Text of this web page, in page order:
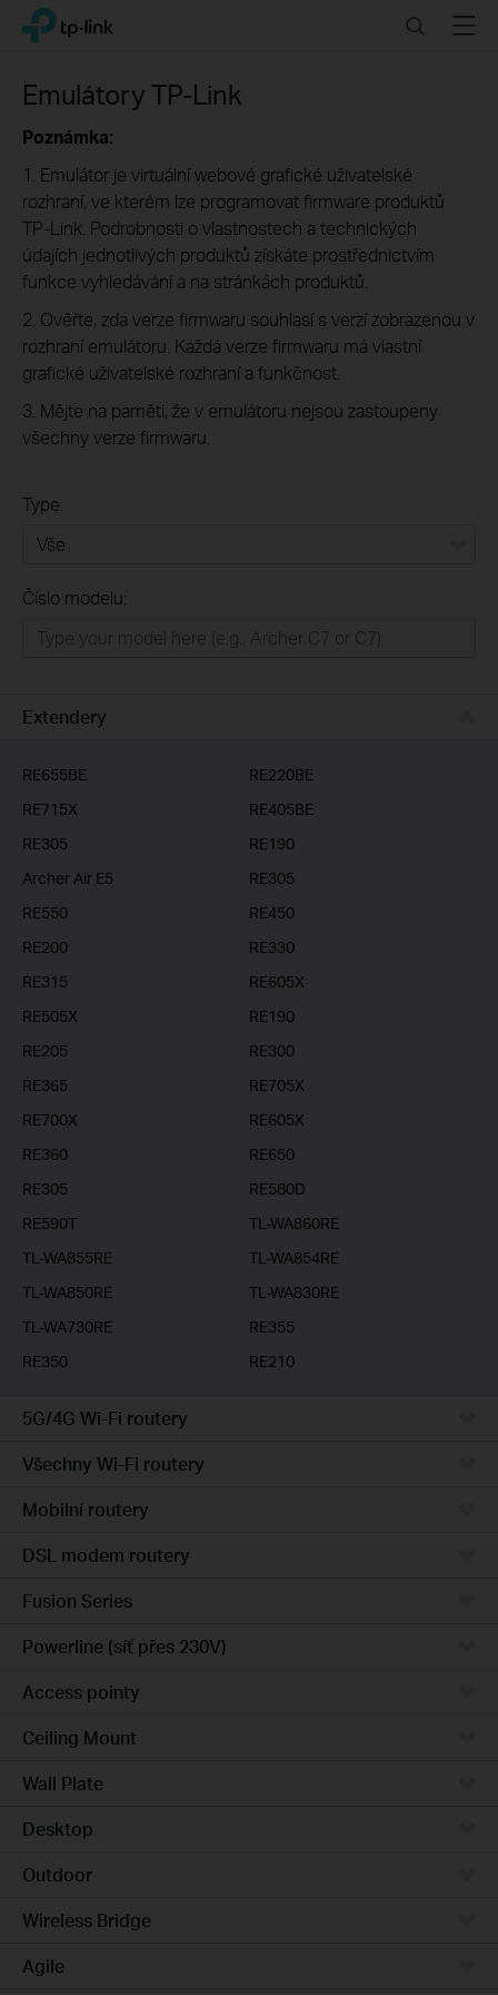
Click
navigation
TP-Link, Reliably Smart SearchMenu
Emulátory TP-Link
Poznámka:
1. Emulátor je virtuální webové grafické uživatelské
rozhraní, ve kterém lze programovat firmware produktů
TP-Link. Podrobnosti o vlastnostech a technických
údajích jednotlivých produktů získáte prostřednictvím
funkce vyhledávání a na stránkách produktů.
2. Ověřte, zda verze firmwaru souhlasí s verzí zobrazenou v
rozhraní emulátoru. Každá verze firmwaru má vlastní
grafické uživatelské rozhraní a funkčnost.
3. Mějte na paměti, že v emulátoru nejsou zastoupeny
všechny verze firmwaru.
Type:
Business
Číslo modelu:
Extendery
RE655BE
RE220BE
RE715X
RE405BE
RE305
RE190
Archer Air E5
RE305
RE550
RE450
RE200
RE330
RE315
RE605X
RE505X
RE190
RE205
RE300
RE365
RE705X
RE700X
RE605X
RE360
RE650
RE305
RE580D
RE590T
TL-WA860RE
TL-WA855RE
TL-WA854RE
TL-WA850RE
TL-WA830RE
TL-WA730RE
RE355
RE350
RE210
5G/4G Wi-Fi routery
Všechny Wi-Fi routery
Mobilní routery
DSL modem routery
Fusion Series
Powerline (síť přes 230V)
Access pointy
Ceiling Mount
Wall Plate
Desktop
Outdoor
Wireless Bridge
Agile